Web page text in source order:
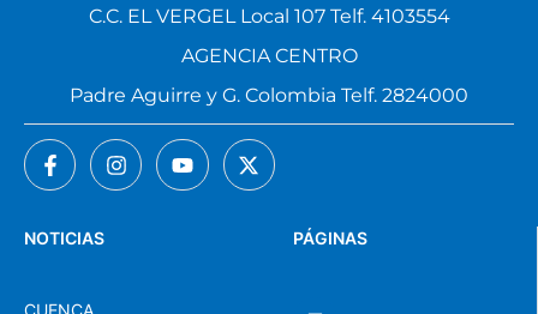
PÁGINAS
NOTICIAS
C.C. EL VERGEL Local 107 Telf. 4103554
AGENCIA CENTRO
Padre Aguirre y G. Colombia Telf. 2824000